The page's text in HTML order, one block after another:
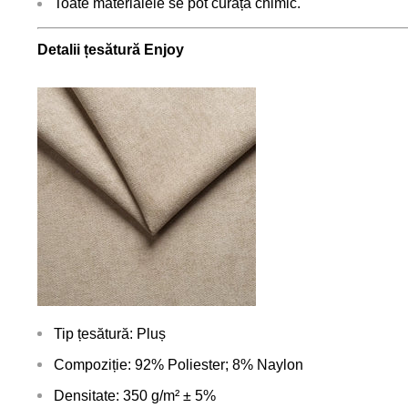
Toate materialele se pot curăța chimic.
Detalii țesătură Enjoy
Tip țesătură: Pluș
Compoziție: 92% Poliester; 8% Naylon
Densitate: 350 g/m² ± 5%